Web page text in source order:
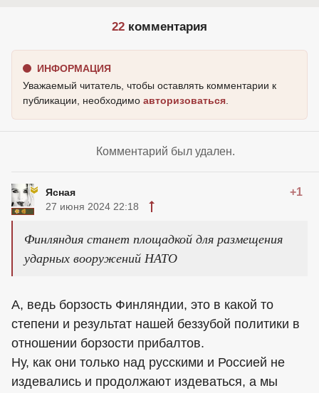
22 комментария
ИНФОРМАЦИЯ
Уважаемый читатель, чтобы оставлять комментарии к
публикации, необходимо авторизоваться.
Комментарий был удален.
Ясная +1
27 июня 2024 22:18
Финляндия станет площадкой для размещения
ударных вооружений НАТО
А, ведь борзость Финляндии, это в какой то
степени и результат нашей беззубой политики в
отношении борзости прибалтов.
Ну, как они только над русскими и Россией не
издевались и продолжают издеваться, а мы